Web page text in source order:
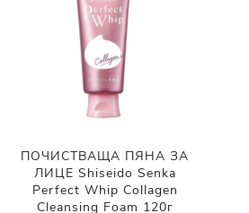
ПОЧИСТВАЩА ПЯНА ЗА
ЛИЦЕ Shiseido Senka
Perfect Whip Collagen
Cleansing Foam 120г